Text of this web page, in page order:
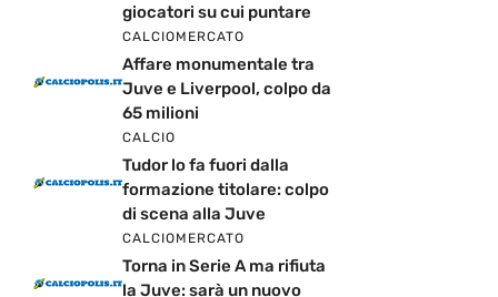
giocatori su cui puntare
CALCIOMERCATO
Affare monumentale tra
Juve e Liverpool, colpo da
65 milioni
CALCIO
Tudor lo fa fuori dalla
formazione titolare: colpo
di scena alla Juve
CALCIOMERCATO
Torna in Serie A ma rifiuta
la Juve: sarà un nuovo